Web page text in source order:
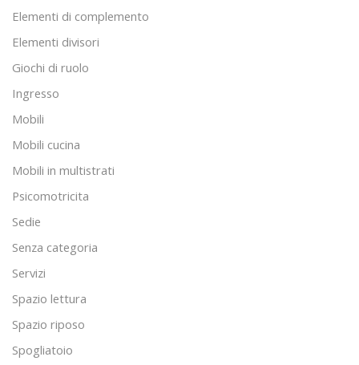
Elementi di complemento
Elementi divisori
Giochi di ruolo
Ingresso
Mobili
Mobili cucina
Mobili in multistrati
Psicomotricita
Sedie
Senza categoria
Servizi
Spazio lettura
Spazio riposo
Spogliatoio